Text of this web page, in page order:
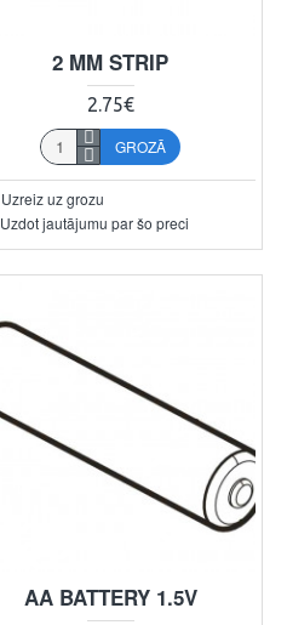
2 MM STRIP
2.75€
GROZĀ
Uzreiz uz grozu
Uzdot jautājumu par šo preci
AA BATTERY 1.5V